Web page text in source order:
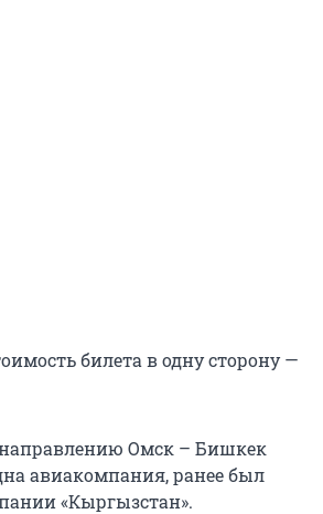
билета в одну сторону —
Омск – Бишкек
авиакомпания, ранее был
«Кыргызстан».